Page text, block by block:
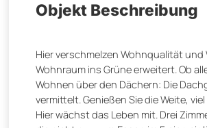
Objekt Beschreibung
Hier verschmelzen Wohnqualität
Wohnraum ins Grüne erweitert. Ob
Wohnen über den Dächern: Die
vermittelt. Genießen Sie die Weite,
Hier wächst das Leben mit. Drei